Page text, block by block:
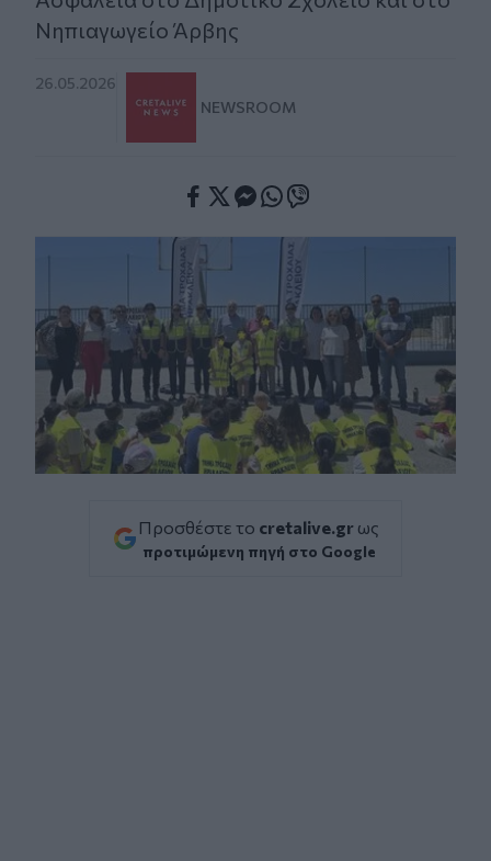
Νηπιαγωγείο Άρβης
26.05.2026
NEWSROOM
Προσθέστε το cretalive.gr ως
προτιμώμενη πηγή στο Google